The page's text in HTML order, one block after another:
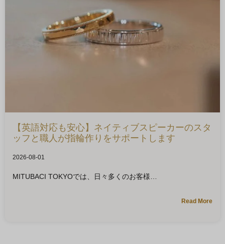
【英語対応も安心】ネイティブスピーカーのスタ
ッフと職人が指輪作りをサポートします
2026-08-01
MITUBACI TOKYOでは、日々多くのお客様
Read More